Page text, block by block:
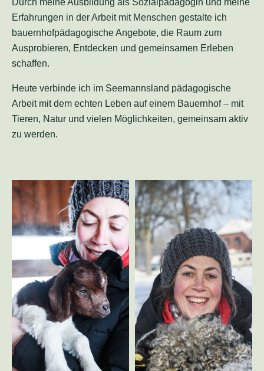
Durch meine Ausbildung als Sozialpädagogin und meine
Erfahrungen in der Arbeit mit Menschen gestalte ich
bauernhofpädagogische Angebote, die Raum zum
Ausprobieren, Entdecken und gemeinsamen Erleben
schaffen.
Heute verbinde ich im Seemannsland pädagogische
Arbeit mit dem echten Leben auf einem Bauernhof – mit
Tieren, Natur und vielen Möglichkeiten, gemeinsam aktiv
zu werden.